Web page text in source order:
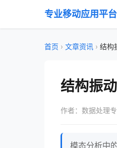
专业移动应用平台
首页 › 文章资讯 › 结构
结构振
作者：数据处理
模态分析中